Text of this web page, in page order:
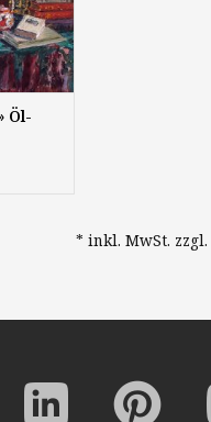
Öl-
* inkl. MwSt. zzgl.